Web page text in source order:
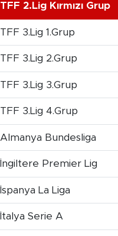
TFF 2.Lig Kırmızı Grup
TFF 3.Lig 1.Grup
TFF 3.Lig 2.Grup
TFF 3.Lig 3.Grup
TFF 3.Lig 4.Grup
Almanya Bundesliga
İngiltere Premier Lig
İspanya La Liga
İtalya Serie A